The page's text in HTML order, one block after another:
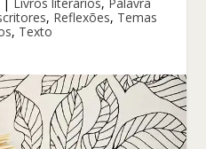
, Reflexões, Temas
, Texto